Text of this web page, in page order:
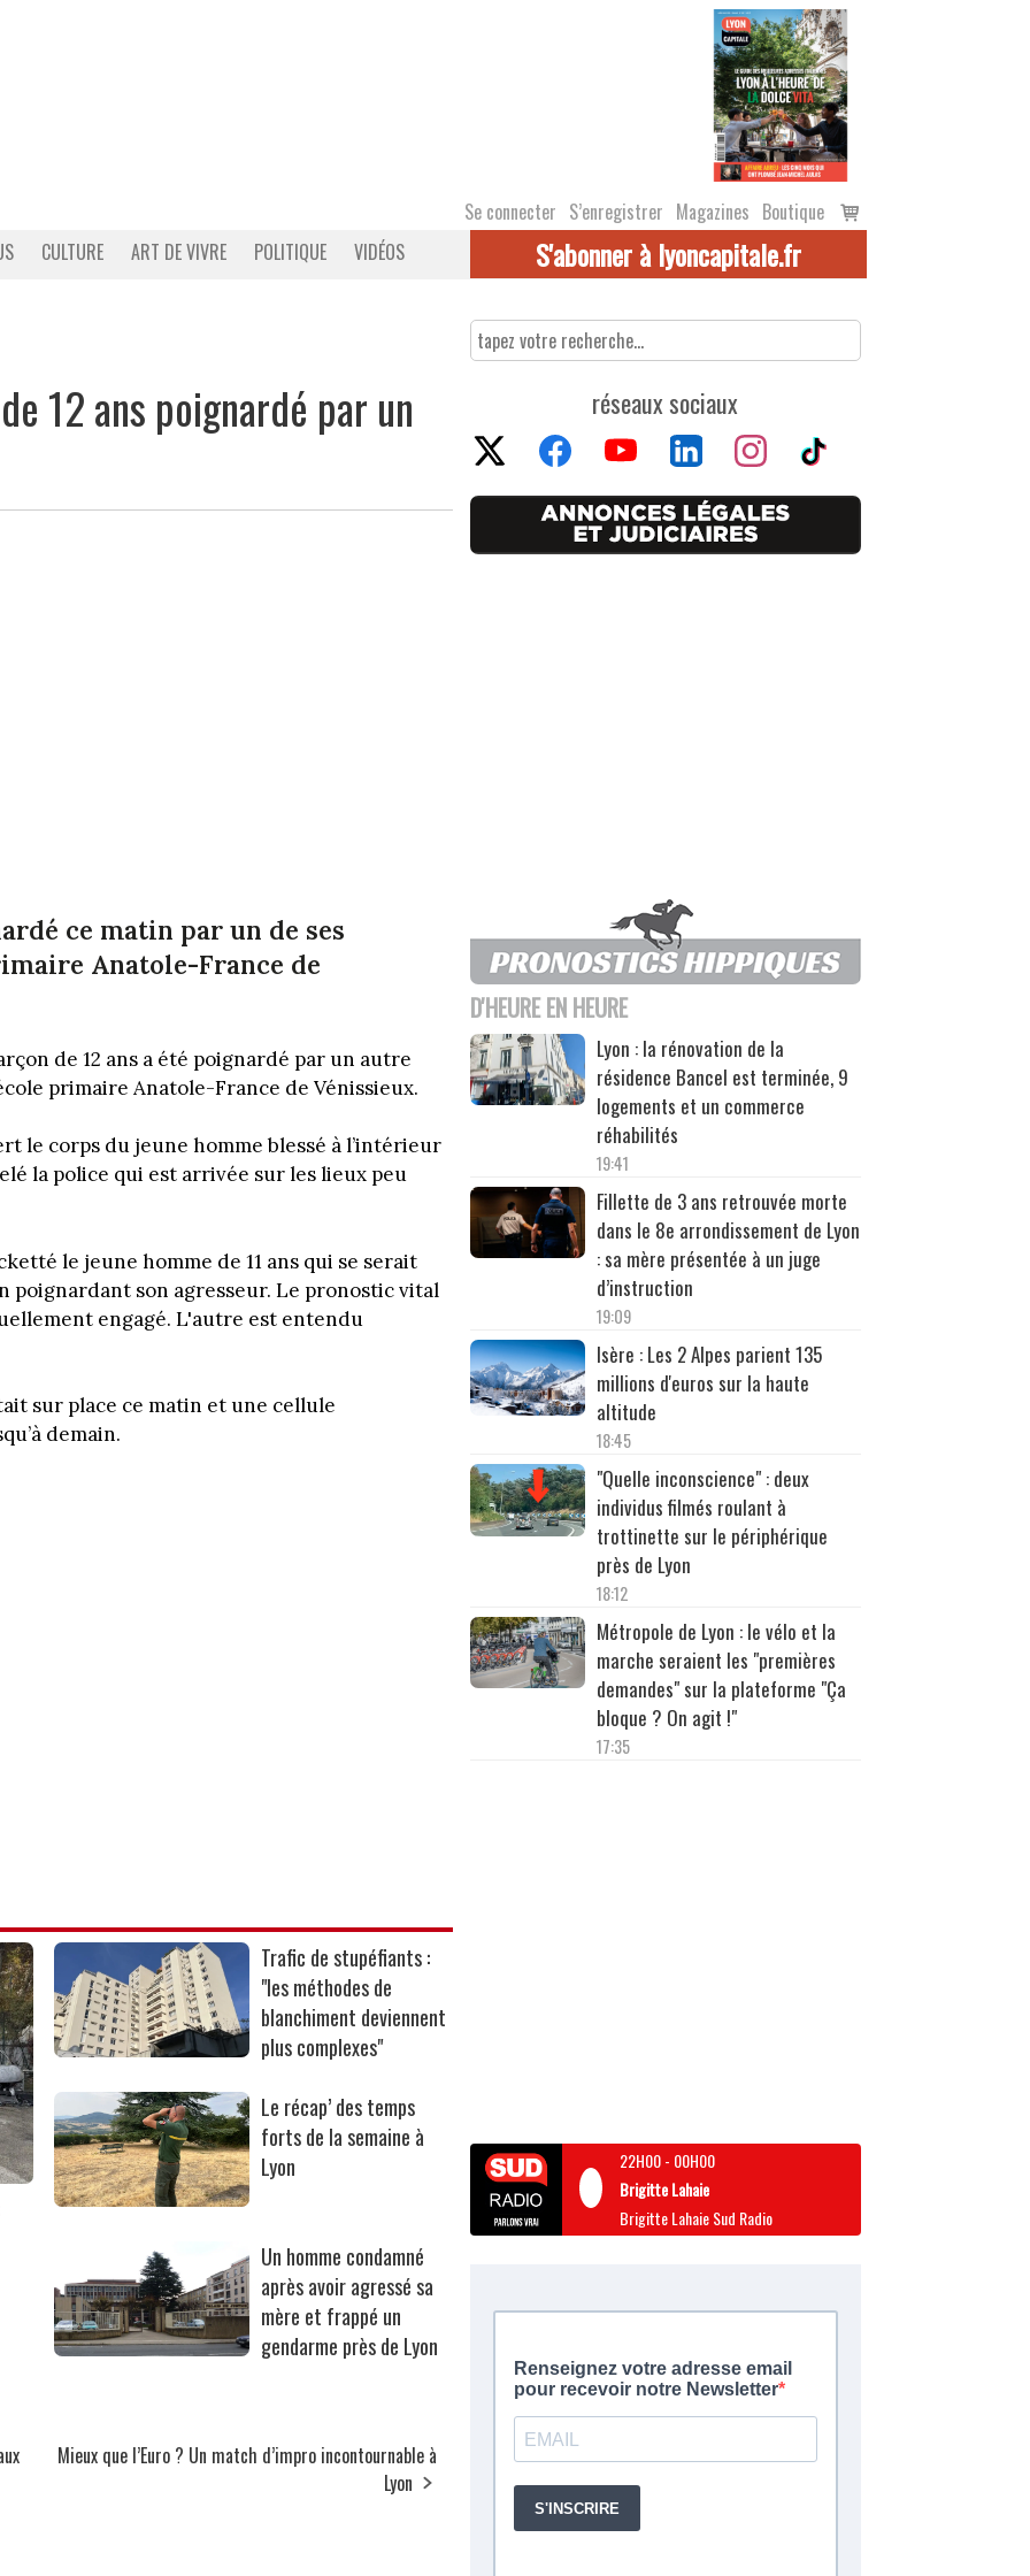
Se connecter S’enregistrer Magazines Boutique
Voir
le
CULTURE ART DE VIVRE POLITIQUE VIDÉOS S'abonner à lyoncapitale.fr
12 ans poignardé par un
ce matin par un de ses
Anatole-France de
de 12 ans a été poignardé par un autre
primaire Anatole-France de Vénissieux.
le corps du jeune homme blessé à l’intérieur
la police qui est arrivée sur les lieux peu
le jeune homme de 11 ans qui se serait
son agresseur. Le pronostic vital
engagé. L'autre est entendu
sur place ce matin et une cellule
demain.
Trafic de stupéfiants :
"les méthodes de
blanchiment deviennent
plus complexes"
Le récap’ des temps
forts de la semaine à
Lyon
Un homme condamné
après avoir agressé sa
mère et frappé un
gendarme près de Lyon
Mieux que l’Euro ? Un match d’impro incontournable à
Lyon
réseaux sociaux
D'HEURE EN HEURE
Lyon : la rénovation de la
résidence Bancel est terminée, 9
logements et un commerce
réhabilités
19:41
Fillette de 3 ans retrouvée morte
dans le 8e arrondissement de Lyon
: sa mère présentée à un juge
d’instruction
19:09
Isère : Les 2 Alpes parient 135
millions d'euros sur la haute
altitude
18:45
"Quelle inconscience" : deux
individus filmés roulant à
trottinette sur le périphérique
près de Lyon
18:12
Métropole de Lyon : le vélo et la
marche seraient les "premières
demandes" sur la plateforme "Ça
bloque ? On agit !"
17:35
22H00- 00H00
Brigitte Lahaie
Brigitte Lahaie Sud Radio